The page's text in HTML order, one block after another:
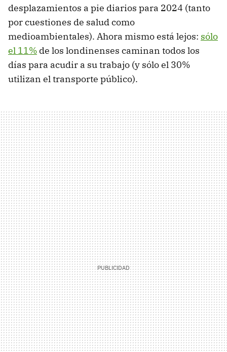
desplazamientos a pie diarios para 2024 (tanto
por cuestiones de salud como
medioambientales). Ahora mismo está lejos: sólo
el 11% de los londinenses caminan todos los
días para acudir a su trabajo (y sólo el 30%
utilizan el transporte público).